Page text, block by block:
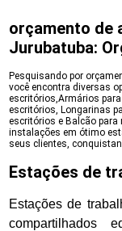
orçamento de
Jurubatuba:
Pesquisando por
você encontra diversas
escritórios,Armários
escritórios, Longarinas
escritórios e Balcão para
instalações em ótimo
seus clientes,
Estações de
Estações de
compartilhados